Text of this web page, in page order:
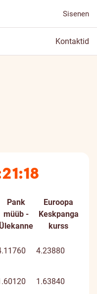
Sisenen
Kontaktid
Pank
müüb -
Ülekanne
Euroopa
Keskpanga
kurss
4.23880
1.63840